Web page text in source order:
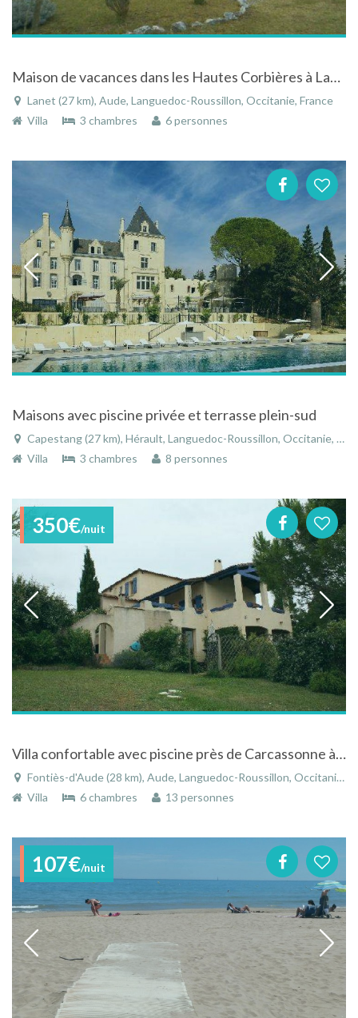
Maison de vacances dans les Hautes Corbières à Lanet dans l'Aude dans le Languedoc-Roussillon
Lanet (27 km), Aude, Languedoc-Roussillon, Occitanie, France
Villa
3 chambres 6 personnes
Maisons avec piscine privée et terrasse plein-sud
Capestang (27 km), Hérault, Languedoc-Roussillon, Occitanie, France
Villa
3 chambres 8 personnes
350€/nuit
Villa confortable avec piscine près de Carcassonne à Fontiès-d'Aude dans le Languedoc-Roussillon
Fontiès-d'Aude (28 km), Aude, Languedoc-Roussillon, Occitanie, France
Villa
6 chambres 13 personnes
107€/nuit